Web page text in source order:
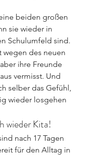
beiden großen
sie wieder in
Schulumfeld sind.
des neuen
ihre Freunde
vermisst. Und
selber das Gefühl,
wieder losgehen
wieder Kita!
nach 17 Tagen
für den Alltag in